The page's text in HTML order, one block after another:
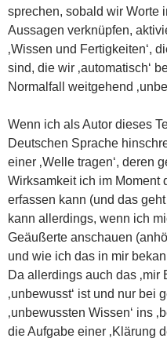
sprechen, sobald wir Worte
Aussagen verknüpfen,
‚Wissen und Fertigkeiten‘,
sind, die wir ‚automatisch‘
Normalfall weitgehend
Wenn ich als Autor dieses
Deutschen Sprache
einer ‚Welle tragen‘, deren
Wirksamkeit ich im Moment
erfassen kann (und das
kann allerdings, wenn ich
Geäußerte anschauen
und wie ich das in mir
Da allerdings auch das ‚mir
‚unbewusst‘ ist und nur bei
‚unbewussten Wissen‘ ins
die Aufgabe einer ‚Klärung